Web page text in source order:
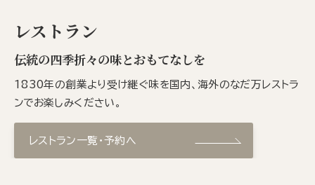
レストラン
伝統の四季折々の味とおもてなしを
1830年の創業より受け継ぐ味を国内、海外のなだ万レストラ
ンでお楽しみください。
レストラン一覧・予約へ